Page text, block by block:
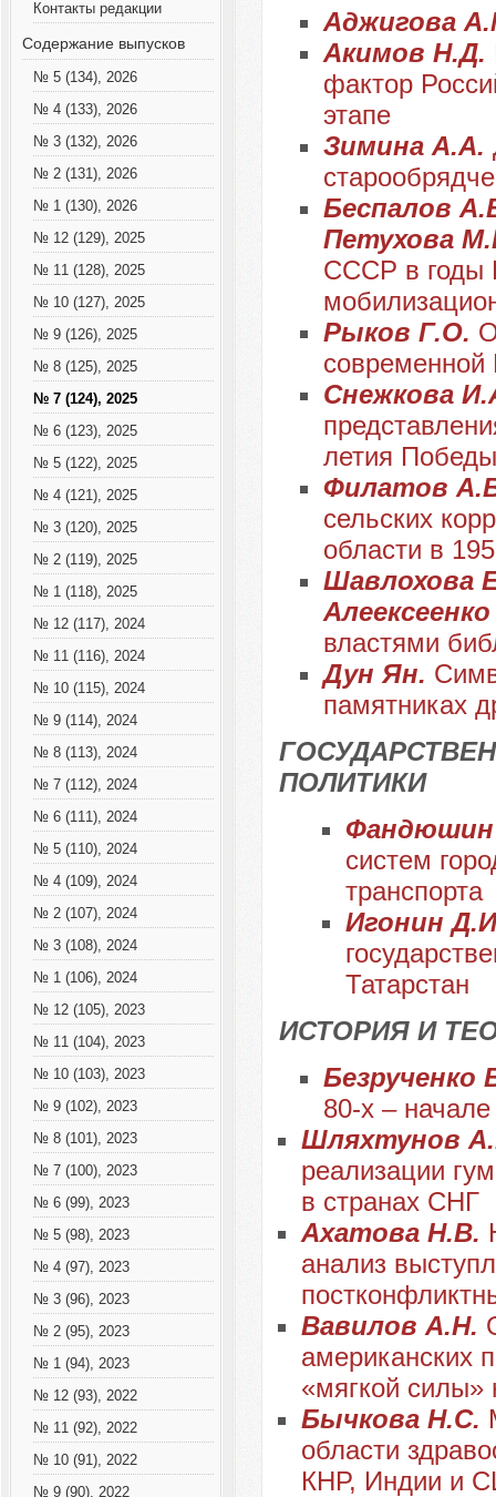
Контакты редакции
Содержание выпусков
№ 5 (134), 2026
№ 4 (133), 2026
№ 3 (132), 2026
№ 2 (131), 2026
№ 1 (130), 2026
№ 12 (129), 2025
№ 11 (128), 2025
№ 10 (127), 2025
№ 9 (126), 2025
№ 8 (125), 2025
№ 7 (124), 2025
№ 6 (123), 2025
№ 5 (122), 2025
№ 4 (121), 2025
№ 3 (120), 2025
№ 2 (119), 2025
№ 1 (118), 2025
№ 12 (117), 2024
№ 11 (116), 2024
№ 10 (115), 2024
№ 9 (114), 2024
№ 8 (113), 2024
№ 7 (112), 2024
№ 6 (111), 2024
№ 5 (110), 2024
№ 4 (109), 2024
№ 2 (107), 2024
№ 3 (108), 2024
№ 1 (106), 2024
№ 12 (105), 2023
№ 11 (104), 2023
№ 10 (103), 2023
№ 9 (102), 2023
№ 8 (101), 2023
№ 7 (100), 2023
№ 6 (99), 2023
№ 5 (98), 2023
№ 4 (97), 2023
№ 3 (96), 2023
№ 2 (95), 2023
№ 1 (94), 2023
№ 12 (93), 2022
№ 11 (92), 2022
№ 10 (91), 2022
№ 9 (90), 2022
Аджигова
Акимов Н.Д.
фактор
этапе
Зимина А.А.
Беспалов
Петухова
СССР в годы
Рыков Г.О.
современной
Снежкова
летия Победы
Филатов
сельских
области в
Шавлохова
властями
Дун Ян.
памятниках
ПОЛИТИКИ
систем
транспорта
Игонин
Татарстан
ИСТОРИЯ И
Безрученко
80-х –
Шляхтунов
реализации
в странах СНГ
Ахатова Н.В.
анализ
Вавилов А.Н.
американских
«мягкой силы»
Бычкова Н.С.
области
КНР, Индии и